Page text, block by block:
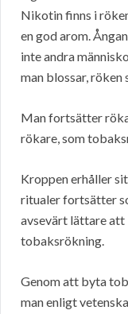
Nikotin finns i
en god arom.
inte andra
man blossar, röken
Man fortsätter
rökare, som
Kroppen erhåller
ritualer fortsätter
avsevärt lättare att
tobaksrökning.
Genom att byta
man enligt